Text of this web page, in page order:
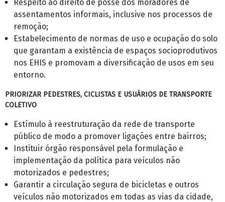
Respeito ao direito de posse dos moradores de
assentamentos informais, inclusive nos processos de
remoção;
Estabelecimento de normas de uso e ocupação do solo
que garantam a existência de espaços socioprodutivos
nos EHIS e promovam a diversificação de usos em seu
entorno.
PRIORIZAR PEDESTRES, CICLISTAS E USUÁRIOS DE TRANSPORTE
COLETIVO
Estímulo à reestruturação da rede de transporte
público de modo a promover ligações entre bairros;
Instituir órgão responsável pela formulação e
implementação da política para veículos não
motorizados e pedestres;
Garantir a circulação segura de bicicletas e outros
veículos não motorizados em todas as vias da cidade,